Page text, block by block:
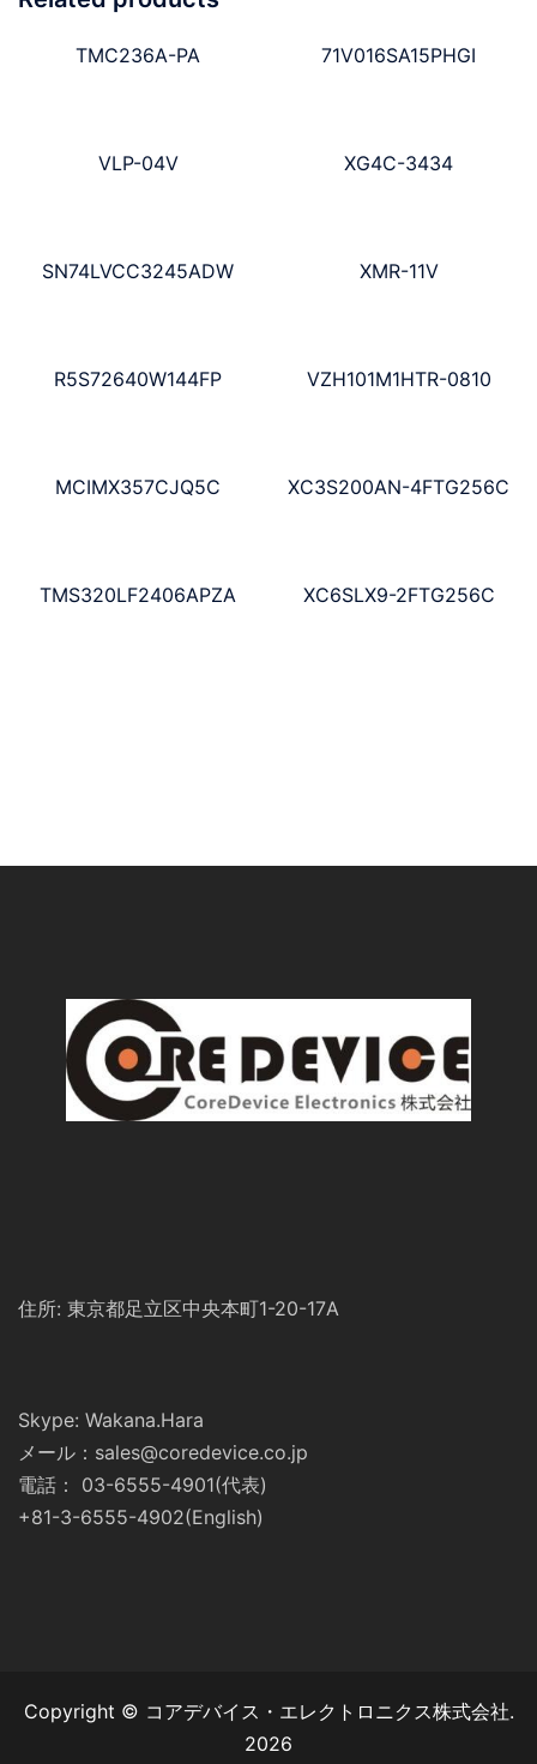
TMC236A-PA 71V016SA15PHGI
VLP-04V XG4C-3434
SN74LVCC3245ADW XMR-11V
R5S72640W144FP VZH101M1HTR-0810
MCIMX357CJQ5C XC3S200AN-4FTG256C
TMS320LF2406APZA XC6SLX9-2FTG256C
住所: 東京都足立区中央本町1-20-17A
Skype: Wakana.Hara
メール：sales@coredevice.co.jp
電話： 03-6555-4901(代表)
+81-3-6555-4902(English)
Copyright © コアデバイス・エレクトロニクス株式会社.
2026